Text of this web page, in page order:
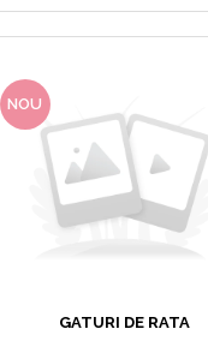
NOU
GATURI DE RATA